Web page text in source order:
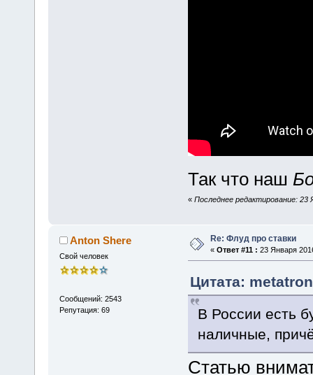
Так что наш
« Последнее редактирование: 23
Anton Shere
Свой человек
Сообщений: 2543
Репутация: 69
Re: Флуд про ставки
« Ответ #11 : 23 Января
Цитата:
В России есть
наличные,
Статью